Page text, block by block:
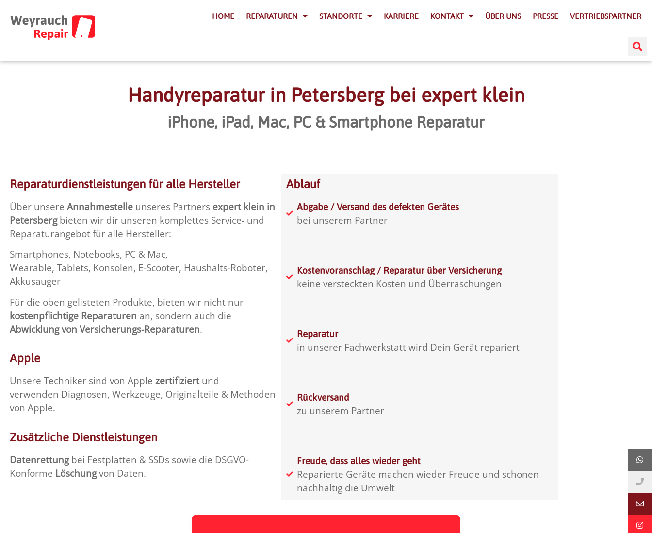
HOME REPARATUREN STANDORTE KARRIERE KONTAKT ÜBER UNS PRESSE VERTRIEBSPARTNER
Handyreparatur in Petersberg bei expert klein
iPhone, iPad, Mac, PC & Smartphone Reparatur
Reparaturdienstleistungen für alle Hersteller
Über unsere Annahmestelle unseres Partners expert klein in
Petersbergbieten wir dir unseren komplettes Service- und
Reparaturangebot für alle Hersteller:
Smartphones, Notebooks, PC & Mac,
Wearable, Tablets, Konsolen, E-Scooter, Haushalts-Roboter,
Akkusauger
Für die oben gelisteten Produkte, bieten wir nicht nur
kostenpflichtige Reparaturen an, sondern auch die
Abwicklung von Versicherungs-Reparaturen.
Apple
Unsere Techniker sind von Apple zertifiziert und
verwenden Diagnosen, Werkzeuge, Originalteile & Methoden
von Apple.
Zusätzliche Dienstleistungen
Datenrettungbei Festplatten & SSDs sowie die DSGVO-
Konforme Löschungvon Daten.
Ablauf
Abgabe / Versand des defekten Gerätes
bei unserem Partner
Kostenvoranschlag / Reparatur über Versicherung
keine versteckten Kosten und Überraschungen
Reparatur
in unserer Fachwerkstatt wird Dein Gerät repariert
Rückversand
zu unserem Partner
Freude, dass alles wieder geht
Reparierte Geräte machen wieder Freude und schonen
nachhaltig die Umwelt